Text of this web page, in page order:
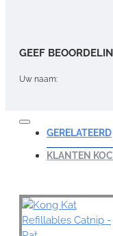
GEEF
Uw naam:
Opmerking:
Note:HTML-code
Waardering:
GERELATEERD
KLANTEN